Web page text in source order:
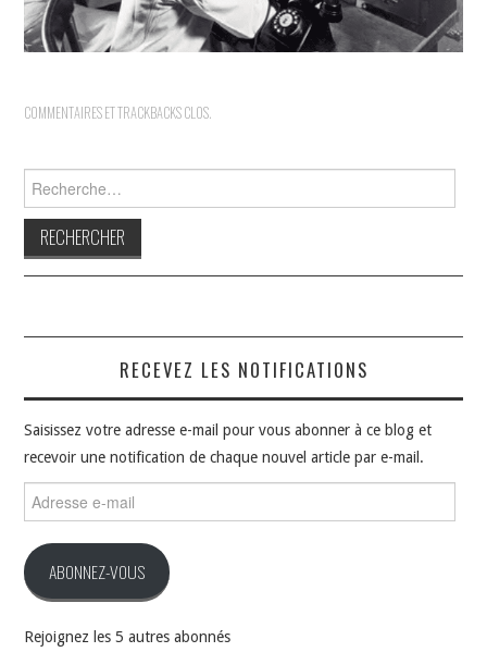
COMMENTAIRES ET TRACKBACKS CLOS.
RECEVEZ LES NOTIFICATIONS
Saisissez votre adresse e-mail pour vous abonner à ce blog et
recevoir une notification de chaque nouvel article par e-mail.
e-
ABONNEZ-VOUS
Rejoignez les 5 autres abonnés